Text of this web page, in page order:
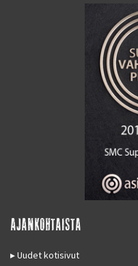
AJANKOHTAISTA
Uudet kotisivut